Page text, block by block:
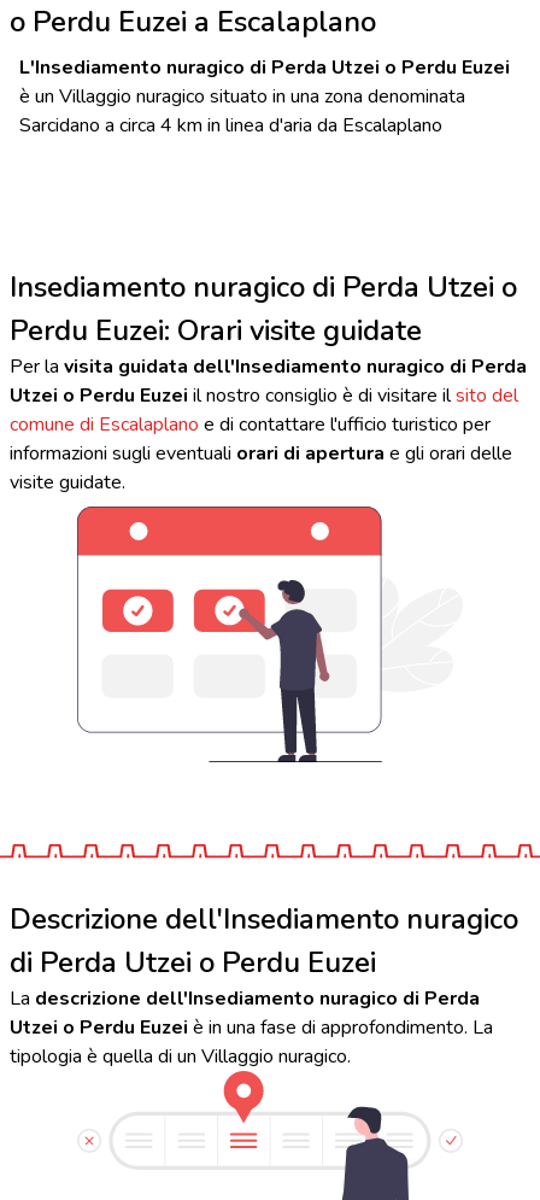
o Perdu Euzei a Escalaplano
L'Insediamento nuragico di Perda Utzei o Perdu Euzei
è un Villaggio nuragico situato in una zona denominata
Sarcidano a circa 4 km in linea d'aria da Escalaplano
Insediamento nuragico di Perda Utzei o
Perdu Euzei: Orari visite guidate
Per la visita guidata dell'Insediamento nuragico di Perda
Utzei o Perdu Euzei il nostro consiglio è di visitare ilsito del
comune di Escalaplano e di contattare l'ufficio turistico per
informazioni sugli eventuali orari di apertura e gli orari delle
visite guidate.
Descrizione dell'Insediamento nuragico
di Perda Utzei o Perdu Euzei
La descrizione dell'Insediamento nuragico di Perda
Utzei o Perdu Euzei è in una fase di approfondimento. La
tipologia è quella di un Villaggio nuragico.